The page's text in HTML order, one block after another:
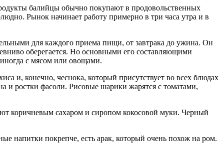
балийцы обычно покупают в продовольственных
Рынок начинает работу примерно в три часа утра и в
для каждого приема пищи, от завтрака до ужина. Он
оберегается. Но основными его составляющими
с мясом или овощами.
и, конечно, чеснока, который присутствует во всех блюдах
и ростки фасоли. Рисовые шарики жарятся с томатами,
коричневым сахаром и сиропом кокосовой муки. Черный
напитки покрепче, есть арак, который очень похож на ром.